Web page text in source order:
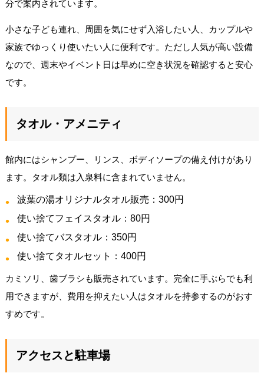
分で案内されています。
小さな子ども連れ、周囲を気にせず入浴したい人、カップルや
家族でゆっくり使いたい人に便利です。ただし人気が高い設備
なので、週末やイベント日は早めに空き状況を確認すると安心
です。
タオル・アメニティ
館内にはシャンプー、リンス、ボディソープの備え付けがあり
ます。タオル類は入泉料に含まれていません。
波葉の湯オリジナルタオル販売：300円
使い捨てフェイスタオル：80円
使い捨てバスタオル：350円
使い捨てタオルセット：400円
カミソリ、歯ブラシも販売されています。完全に手ぶらでも利
用できますが、費用を抑えたい人はタオルを持参するのがおす
すめです。
アクセスと駐車場